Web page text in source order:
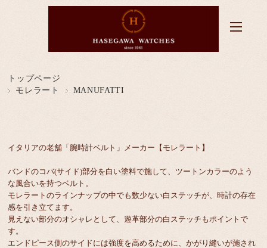
トップページ
モレラート
MANUFATTI
イタリアの老舗「腕時計ベルト」メーカー【モレラート】
バンドのコバ(サイド)部分を白い塗料で施して、ツートンカラーのよう
な風合いを持つベルト。
モレラートのラインナップの中でも数少ない白ステッチが、時計の存在
感を引き立てます。
見えない部分のオシャレとして、遊革部分の白ステッチもポイントで
す。
エンドピース側のサイドには強度を高めるために、かがり縫いが施され